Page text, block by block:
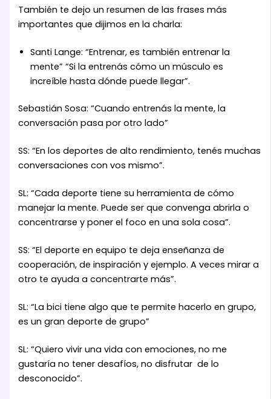
También te dejo un resumen de las frases más
importantes que dijimos en la charla:
Santi Lange: “Entrenar, es también entrenar la
mente” “Si la entrenás cómo un músculo es
increíble hasta dónde puede llegar”.
Sebastián Sosa: “Cuando entrenás la mente, la
conversación pasa por otro lado”
SS: “En los deportes de alto rendimiento, tenés muchas
conversaciones con vos mismo”.
SL: “Cada deporte tiene su herramienta de cómo
manejar la mente. Puede ser que convenga abrirla o
concentrarse y poner el foco en una sola cosa”.
SS: “El deporte en equipo te deja enseñanza de
cooperación, de inspiración y ejemplo. A veces mirar a
otro te ayuda a concentrarte más”.
SL: “La bici tiene algo que te permite hacerlo en grupo,
es un gran deporte de grupo”
SL: “Quiero vivir una vida con emociones, no me
gustaría no tener desafíos, no disfrutar de lo
desconocido”.